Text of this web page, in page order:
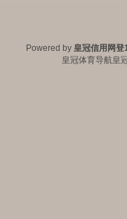
Powered by 皇冠信用网登
皇冠体育导航皇